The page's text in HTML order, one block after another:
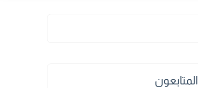
المتابعون